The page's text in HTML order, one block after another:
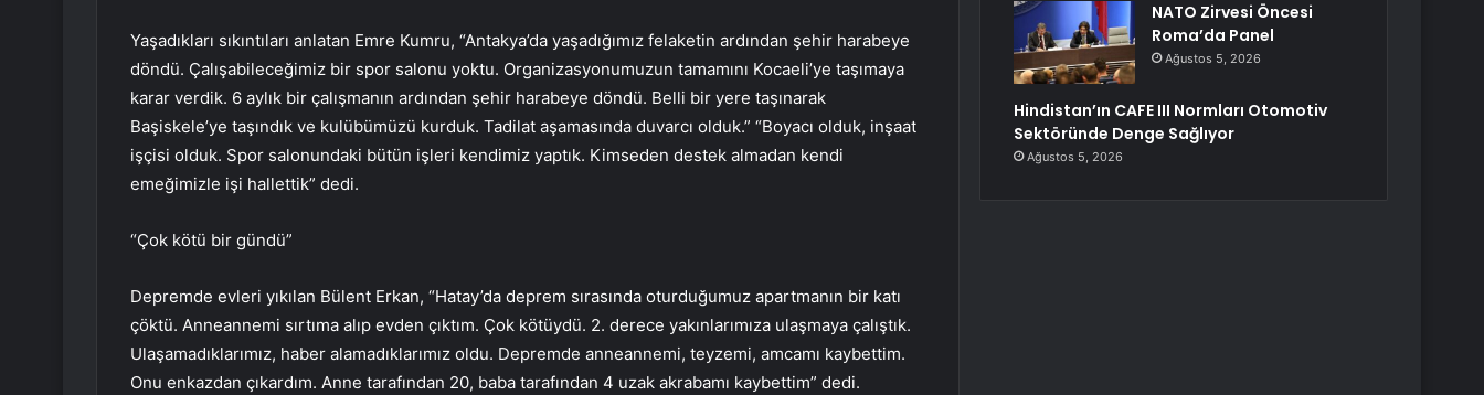
Yaşadıkları sıkıntıları anlatan Emre Kumru, “Antakya’da yaşadığımız felaketin ardından şehir harabeye
döndü. Çalışabileceğimiz bir spor salonu yoktu. Organizasyonumuzun tamamını Kocaeli’ye taşımaya
karar verdik. 6 aylık bir çalışmanın ardından şehir harabeye döndü. Belli bir yere taşınarak
Başiskele’ye taşındık ve kulübümüzü kurduk. Tadilat aşamasında duvarcı olduk.” “Boyacı olduk, inşaat
işçisi olduk. Spor salonundaki bütün işleri kendimiz yaptık. Kimseden destek almadan kendi
emeğimizle işi hallettik” dedi.
“Çok kötü bir gündü”
Depremde evleri yıkılan Bülent Erkan, “Hatay’da deprem sırasında oturduğumuz apartmanın bir katı
çöktü. Anneannemi sırtıma alıp evden çıktım. Çok kötüydü. 2. derece yakınlarımıza ulaşmaya çalıştık.
Ulaşamadıklarımız, haber alamadıklarımız oldu. Depremde anneannemi, teyzemi, amcamı kaybettim.
Onu enkazdan çıkardım. Anne tarafından 20, baba tarafından 4 uzak akrabamı kaybettim” dedi.
NATO Zirvesi Öncesi
Roma’da Panel
Ağustos 5, 2026
Hindistan’ın CAFE III Normları Otomotiv
Sektöründe Denge Sağlıyor
Ağustos 5, 2026